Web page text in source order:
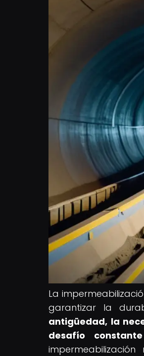
La
garantizar la
antigüedad, la
desafío